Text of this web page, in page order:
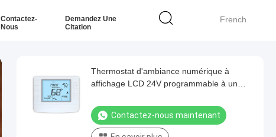
French
Contactez-
Nous
Demandez Une
Citation
Thermostat d'ambiance numérique à
affichage LCD 24V programmable à un
refroidissement, système de climatisation
Contactez-nous maintenant